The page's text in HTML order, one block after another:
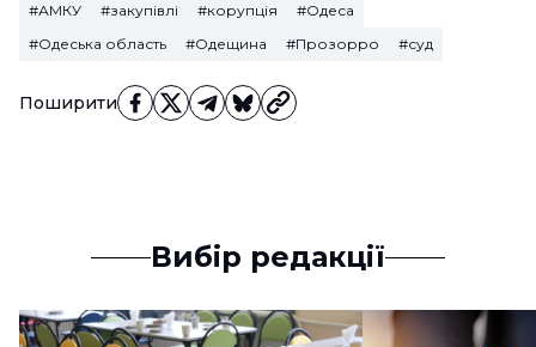
Поширити
#АМКУ #закупівлі #корупція
#Одеса
#Одеська область
#Одещина #Прозорро #суд
Вибір редакції